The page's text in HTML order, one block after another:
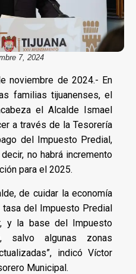
7, 2024
noviembre de 2024.- En
familias tijuanenses, el
el Alcalde Ismael
a través de la Tesorería
del Impuesto Predial,
no habrá incremento
para el 2025.
de cuidar la economía
del Impuesto Predial
y la base del Impuesto
salvo algunas zonas
indicó Víctor
Municipal.